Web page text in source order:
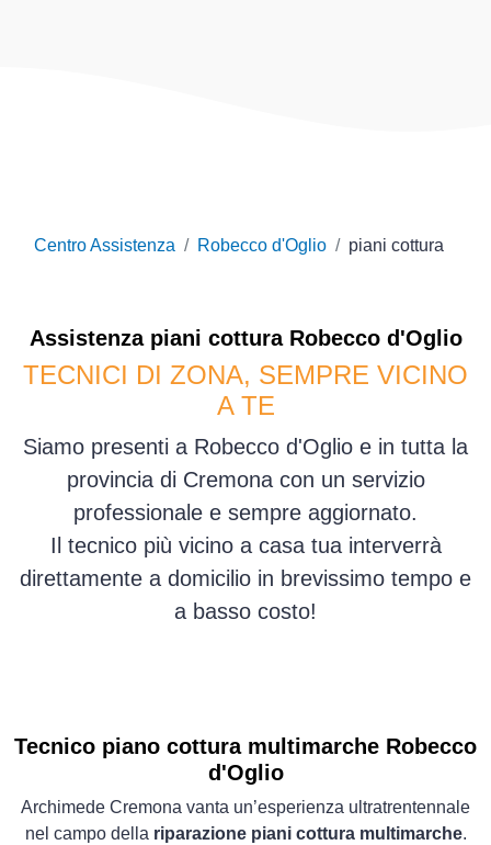
Centro Assistenza Robecco d'Oglio piani cottura
Assistenza piani cotturaRobecco d'Oglio
TECNICI DI ZONA, SEMPRE VICINO
A TE
Siamo presenti a Robecco d'Oglio e in tutta la
provincia di Cremona con un servizio
professionale e sempre aggiornato.
Il tecnico più vicino a casa tua interverrà
direttamente a domicilio in brevissimo tempo e
a basso costo!
Tecnico piano cottura multimarche Robecco
d'Oglio
Archimede Cremona vanta un’esperienza ultratrentennale
nel campo della riparazione piani cottura multimarche.